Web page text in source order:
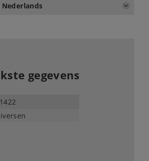
Nederlands
gegevens